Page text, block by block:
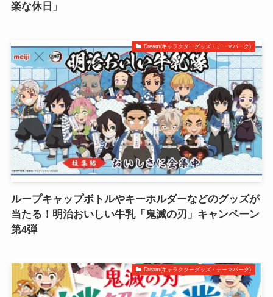
楽な休日」
Dream(キャラクターグッズ・テーマパーク)
ループキャップボトルやキーホルダーなどのグッズが
当たる！明治おいしい牛乳「鬼滅の刃」キャンペーン
第4弾
Dream(キャラクターグッズ・テーマパーク)